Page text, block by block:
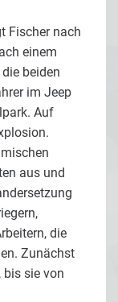
Fischer nach
einem
beiden
im Jeep
Auf
aus und
die
Zunächst
sie von